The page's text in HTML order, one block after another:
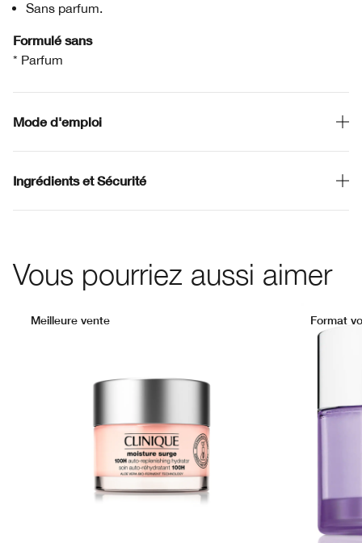
Sans parfum.
Formulé sans
* Parfum
Mode d'emploi
Ingrédients et Sécurité
Vous pourriez aussi aimer
Meilleure vente Format